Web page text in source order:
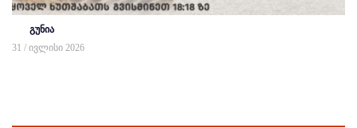
გუნია
31 / ივლისი 2026